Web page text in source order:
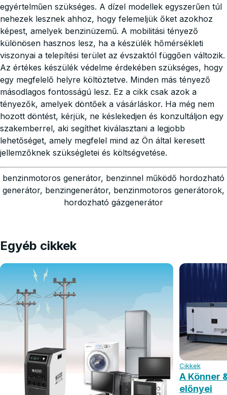
egyértelműen szükséges. A dízel modellek egyszerűen túl
nehezek lesznek ahhoz, hogy felemeljük őket azokhoz
képest, amelyek benzinüzemű. A mobilitási tényező
különösen hasznos lesz, ha a készülék hőmérsékleti
viszonyai a telepítési terület az évszaktól függően változik.
Az értékes készülék védelme érdekében szükséges, hogy
egy megfelelő helyre költöztetve. Minden más tényező
másodlagos fontosságú lesz. Ez a cikk csak azok a
tényezők, amelyek döntőek a vásárláskor. Ha még nem
hozott döntést, kérjük, ne késlekedjen és konzultáljon egy
szakemberrel, aki segíthet kiválasztani a legjobb
lehetőséget, amely megfelel mind az Ön által keresett
jellemzőknek szükségletei és költségvetése.
benzinmotoros generátor, benzinnel működő hordozható
generátor, benzingenerátor, benzinmotoros generátorok,
hordozható gázgenerátor
Egyéb cikkek
Cikkek
A Könner
előnyei